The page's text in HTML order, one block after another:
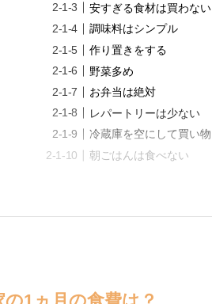
安すぎる食材は買わない
調味料はシンプル
作り置きをする
野菜多め
お弁当は絶対
レパートリーは少ない
冷蔵庫を空にして買い物
朝ごはんは食べない